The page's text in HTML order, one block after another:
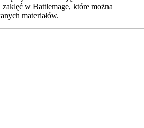
w Battlemage, które można
materiałów.